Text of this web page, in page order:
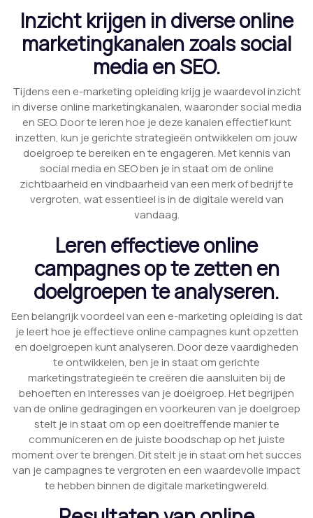
Inzicht krijgen in diverse online
marketingkanalen zoals social
media en SEO.
Tijdens een e-marketing opleiding krijg je waardevol inzicht
in diverse online marketingkanalen, waaronder social media
en SEO. Door te leren hoe je deze kanalen effectief kunt
inzetten, kun je gerichte strategieën ontwikkelen om jouw
doelgroep te bereiken en te engageren. Met kennis van
social media en SEO ben je in staat om de online
zichtbaarheid en vindbaarheid van een merk of bedrijf te
vergroten, wat essentieel is in de digitale wereld van
vandaag.
Leren effectieve online
campagnes op te zetten en
doelgroepen te analyseren.
Een belangrijk voordeel van een e-marketing opleiding is dat
je leert hoe je effectieve online campagnes kunt opzetten
en doelgroepen kunt analyseren. Door deze vaardigheden
te ontwikkelen, ben je in staat om gerichte
marketingstrategieën te creëren die aansluiten bij de
behoeften en interesses van je doelgroep. Het begrijpen
van de online gedragingen en voorkeuren van je doelgroep
stelt je in staat om op een doeltreffende manier te
communiceren en de juiste boodschap op het juiste
moment over te brengen. Dit stelt je in staat om het succes
van je campagnes te vergroten en een waardevolle impact
te hebben binnen de digitale marketingwereld.